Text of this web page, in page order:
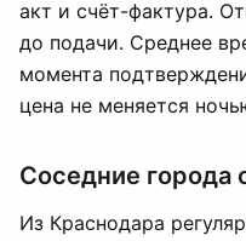
акт и счёт-фактура.
до подачи. Среднее
момента
цена не меняется
Соседние города
Из Краснодара